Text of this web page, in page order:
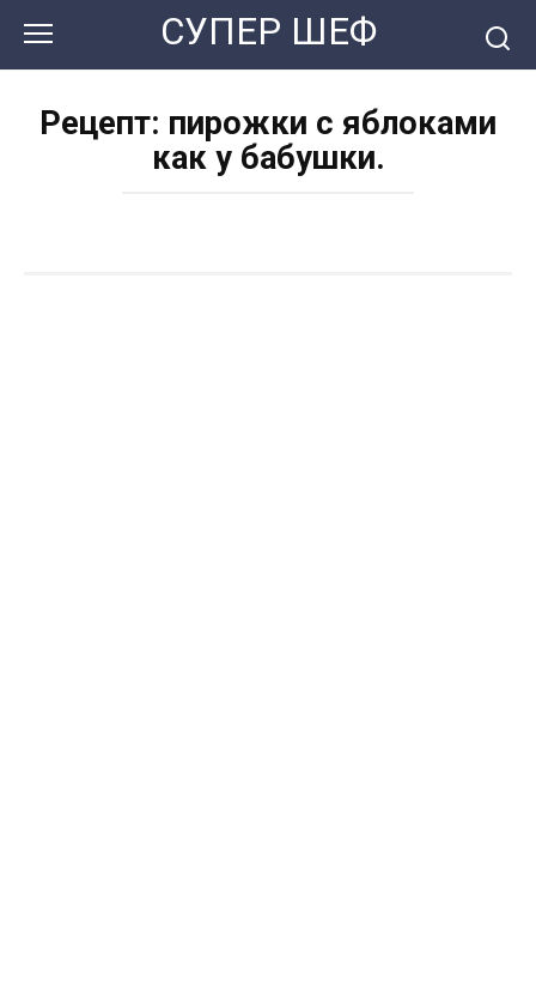
контенту
СУПЕР ШЕФ
Рецепт: пирожки с яблоками
как у бабушки.